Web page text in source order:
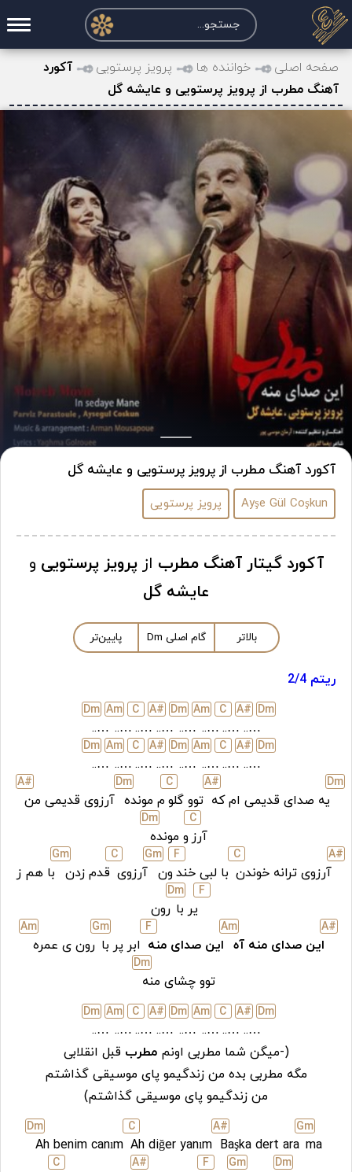
صفحه اصلی
درخواست آکورد
تماس با ما
حساب کاربری
صفحه اصلی خواننده ها پرویز پرستویی
آکورد
آهنگ مطرب از پرویز پرستویی و عایشه گل
آکورد آهنگ مطرب از پرویز پرستویی و عایشه گل
Ayşe Gül Coşkun پرویز پرستویی
آکورد گیتار آهنگ مطرب ازپرویز پرستویی و
عایشه گل
بالاتر گام اصلی Dm پایین‌تر
ریتم 2/4
Dm
…..
A#
…..
C
…..
Am
…..
Dm
…..
A#
…..
C
…..
Am
…..
Dm
Dm
…..
A#
…..
C
…..
Am
…..
Dm
…..
A#
…..
C
…..
Am
…..
Dm
Dm
یه صدای قدیمی ام که
A#
توو گلو
C
م مونده
Dm
آرزوی قدیمی من
A#
آرز
C
و مونده
Dm
A#
آرزوی ترانه خوندن
C
با لبی خند
F
ون
Gm
آرزوی
C
قدم زدن
Gm
با هم ز
F
یر با
Dm
رون
A#
این صدای منه آه
Am
این صدای منه
F
ابر پر با
Gm
رون ی عمره
Am
توو چشای منه
Dm
Dm
…..
A#
…..
C
…..
Am
…..
Dm
…..
A#
…..
C
…..
Am
…..
Dm
(-میگن شما مطربی اونممطرب قبل انقلابی
مگه مطربی بده من زندگیمو پای موسیقی گذاشتم
من زندگیمو پای موسیقی گذاشتم)
Dm
Ah benim canım
C
Ah diğer yanım
A#
Başka dert ara
Gm
ma
C A# F Gm Dm